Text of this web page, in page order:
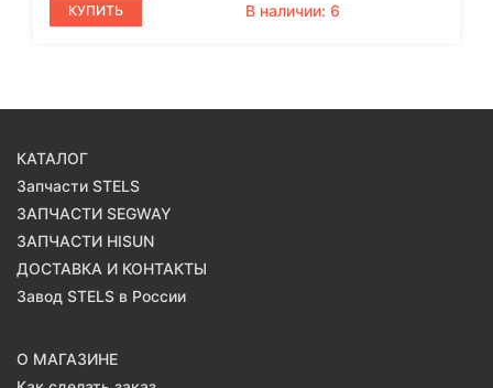
КУПИТЬ В наличии: 6
КАТАЛОГ
Запчасти STELS
ЗАПЧАСТИ SEGWAY
ЗАПЧАСТИ HISUN
ДОСТАВКА И КОНТАКТЫ
Завод STELS в России
О МАГАЗИНЕ